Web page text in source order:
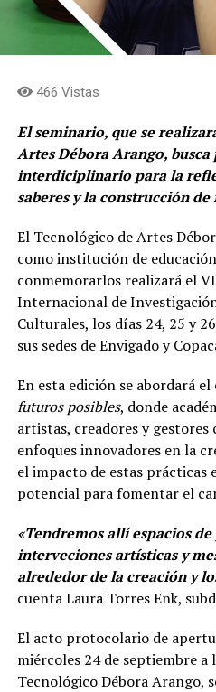
466 Vistas
El seminario, que se
Artes Débora Arango,
interdiciplinario para la
saberes y la construcción
El Tecnológico de Artes
como institución de
conmemorarlos realizará el
Internacional de
Culturales, los días 24, 25 y
sus sedes de Envigado y
En esta edición se abordará
futuros posibles, donde
artistas, creadores y
enfoques innovadores en la
el impacto de estas prácticas
potencial para fomentar el
«Tendremos allí espacios
interveciones artísticas y
alrededor de la creación y
cuenta Laura Torres Enk,
El acto protocolario de
miércoles 24 de septiembre a
Tecnológico Débora Arango,